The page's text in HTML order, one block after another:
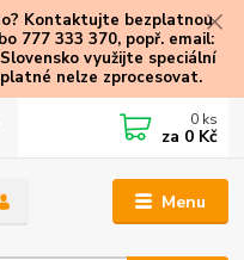
Kontaktujte bezplatnou
777 333 370, popř. email:
využijte speciální
nelze zprocesovat.
Menu
0 ks
za 0 Kč